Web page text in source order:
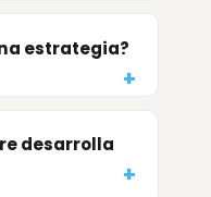
estrategia?
desarrolla